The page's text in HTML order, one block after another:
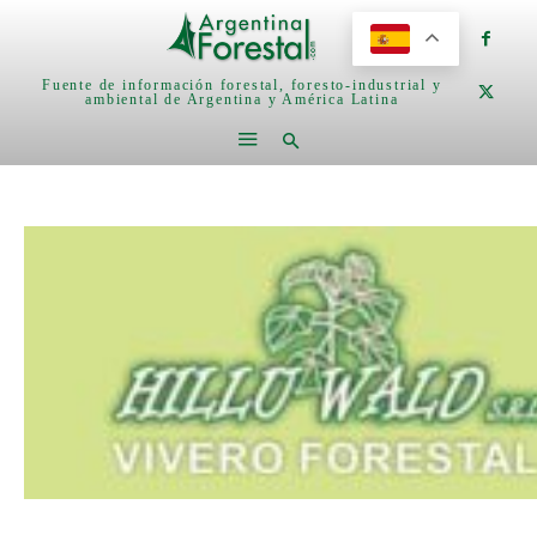
Fuente de información forestal, foresto-industrial y
ambiental de Argentina y América Latina